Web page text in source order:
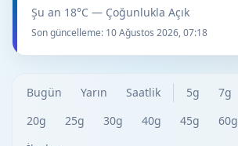
Şu an 18°C — Çoğunlukla Açık
Son güncelleme: 10 Ağustos 2026, 07:18
Bugün Yarın Saatlik 5g 7g
20g
25g 30g 40g 45g 60g